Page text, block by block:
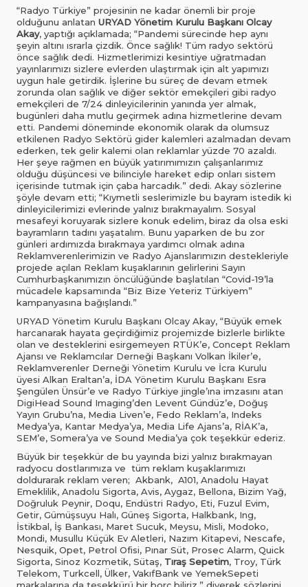
“Radyo Türkiye” projesinin ne kadar önemli bir proje
olduğunu anlatan URYAD Yönetim Kurulu Başkanı Olcay
Akay, yaptığı açıklamada; “Pandemi sürecinde hep aynı
şeyin altını ısrarla çizdik. Önce sağlık! Tüm radyo sektörü
önce sağlık dedi. Hizmetlerimizi kesintiye uğratmadan
yayınlarımızı sizlere evlerden ulaştırmak için alt yapımızı
uygun hale getirdik. İşlerine bu süreç de devam etmek
zorunda olan sağlık ve diğer sektör emekçileri gibi radyo
emekçileri de 7/24 dinleyicilerinin yanında yer almak,
bugünleri daha mutlu geçirmek adına hizmetlerine devam
etti. Pandemi döneminde ekonomik olarak da olumsuz
etkilenen Radyo Sektörü gider kalemleri azalmadan devam
ederken, tek gelir kalemi olan reklamlar yüzde 70 azaldı.
Her şeye rağmen en büyük yatırımımızın çalışanlarımız
olduğu düşüncesi ve bilinciyle hareket edip onları sistem
içerisinde tutmak için çaba harcadık.” dedi. Akay sözlerine
şöyle devam etti; “Kıymetli seslerimizle bu bayram istedik ki
dinleyicilerimizi evlerinde yalnız bırakmayalım. Sosyal
mesafeyi koruyarak sizlere konuk edelim, biraz da olsa eski
bayramların tadını yaşatalım. Bunu yaparken de bu zor
günleri ardımızda bırakmaya yardımcı olmak adına
Reklamverenlerimizin ve Radyo Ajanslarımızın destekleriyle
projede açılan Reklam kuşaklarının gelirlerini Sayın
Cumhurbaşkanımızın öncülüğünde başlatılan “Covid-19’la
mücadele kapsamında “Biz Bize Yeteriz Türkiyem”
kampanyasına bağışlandı.”
URYAD Yönetim Kurulu Başkanı Olcay Akay, “Büyük emek
harcanarak hayata geçirdiğimiz projemizde bizlerle birlikte
olan ve desteklerini esirgemeyen RTÜK’e, Concept Reklam
Ajansı ve Reklamcılar Derneği Başkanı Volkan İkiler’e,
Reklamverenler Derneği Yönetim Kurulu ve İcra Kurulu
üyesi Alkan Eraltan’a, İDA Yönetim Kurulu Başkanı Esra
Şengülen Ünsür’e ve Radyo Türkiye jingle’ına imzasını atan
DigiHead Sound Imaging’den Levent Gündüz’e, Doğuş
Yayın Grubu’na, Media Liven’e, Fedo Reklam’a, Indeks
Medya’ya, Kantar Medya’ya, Media Life Ajans’a, RİAK’a,
SEM’e, Somera’ya ve Sound Media’ya çok teşekkür ederiz.
Büyük bir teşekkür de bu yayında bizi yalnız bırakmayan
radyocu dostlarımıza ve tüm reklam kuşaklarımızı
doldurarak reklam veren; Akbank, A101, Anadolu Hayat
Emeklilik, Anadolu Sigorta, Avis, Aygaz, Bellona, Bizim Yağ,
Doğruluk Peynir, Doqu, Endüstri Radyo, Eti, Fuzul Evim,
Getir, Gümüşsuyu Halı, Güneş Sigorta, Halkbank, Ing,
İstikbal, İş Bankası, Maret Sucuk, Meysu, Misli, Modoko,
Mondi, Musullu Küçük Ev Aletleri, Nazım Kitapevi, Nescafe,
Nesquik, Opet, Petrol Ofisi, Pınar Süt, Prosec Alarm, Quick
Sigorta, Sinoz Kozmetik, Sütaş, Tıraş Sepetim, Troy, Türk
Telekom, Turkcell, Ülker, VakıfBank ve YemekSepeti